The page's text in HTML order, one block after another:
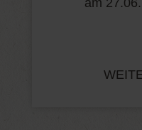
am